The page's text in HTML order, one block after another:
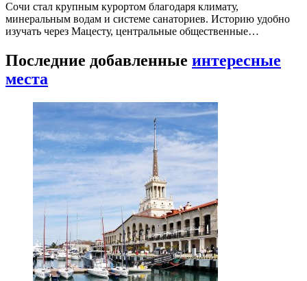
Сочи стал крупным курортом благодаря климату,
минеральным водам и системе санаториев. Историю удобно
изучать через Мацесту, центральные общественные…
Последние добавленные интересные
места